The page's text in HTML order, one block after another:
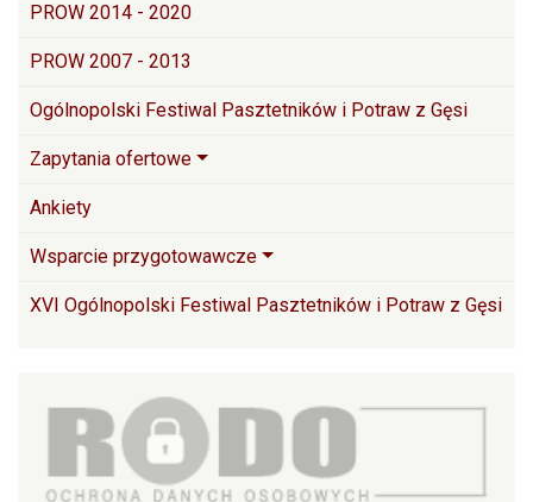
PROW 2014 - 2020
PROW 2007 - 2013
Ogólnopolski Festiwal Pasztetników i Potraw z Gęsi
Zapytania ofertowe
Ankiety
Wsparcie przygotowawcze
XVI Ogólnopolski Festiwal Pasztetników i Potraw z Gęsi